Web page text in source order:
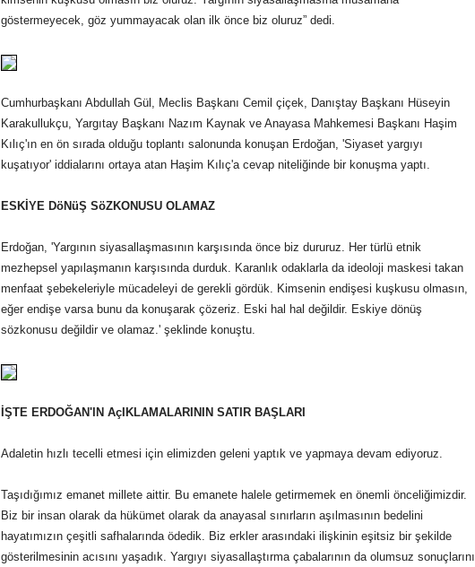
göstermeyecek, göz yummayacak olan ilk önce biz oluruz” dedi.
Cumhurbaşkanı Abdullah Gül, Meclis Başkanı Cemil çiçek, Danıştay Başkanı Hüseyin
Karakullukçu, Yargıtay Başkanı Nazım Kaynak ve Anayasa Mahkemesi Başkanı Haşim
Kılıç'ın en ön sırada olduğu toplantı salonunda konuşan Erdoğan, 'Siyaset yargıyı
kuşatıyor' iddialarını ortaya atan Haşim Kılıç'a cevap niteliğinde bir konuşma yaptı.
ESKİYE DöNüŞ SöZKONUSU OLAMAZ
Erdoğan, 'Yargının siyasallaşmasının karşısında önce biz dururuz. Her türlü etnik
mezhepsel yapılaşmanın karşısında durduk. Karanlık odaklarla da ideoloji maskesi takan
menfaat şebekeleriyle mücadeleyi de gerekli gördük. Kimsenin endişesi kuşkusu olmasın,
eğer endişe varsa bunu da konuşarak çözeriz. Eski hal hal değildir. Eskiye dönüş
sözkonusu değildir ve olamaz.' şeklinde konuştu.
İŞTE ERDOĞAN'IN AçIKLAMALARININ SATIR BAŞLARI
Adaletin hızlı tecelli etmesi için elimizden geleni yaptık ve yapmaya devam ediyoruz.
Taşıdığımız emanet millete aittir. Bu emanete halele getirmemek en önemli önceliğimizdir.
Biz bir insan olarak da hükümet olarak da anayasal sınırların aşılmasının bedelini
hayatımızın çeşitli safhalarında ödedik. Biz erkler arasındaki ilişkinin eşitsiz bir şekilde
gösterilmesinin acısını yaşadık. Yargıyı siyasallaştırma çabalarının da olumsuz sonuçlarını